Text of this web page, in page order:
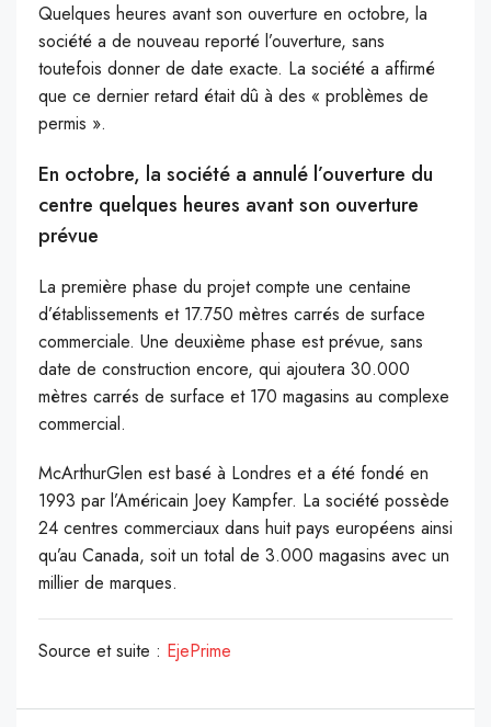
Quelques heures avant son ouverture en octobre, la
société a de nouveau reporté l’ouverture, sans
toutefois donner de date exacte. La société a affirmé
que ce dernier retard était dû à des « problèmes de
permis ».
En octobre, la société a annulé l’ouverture du
centre quelques heures avant son ouverture
prévue
La première phase du projet compte une centaine
d’établissements et 17.750 mètres carrés de surface
commerciale. Une deuxième phase est prévue, sans
date de construction encore, qui ajoutera 30.000
mètres carrés de surface et 170 magasins au complexe
commercial.
McArthurGlen est basé à Londres et a été fondé en
1993 par l’Américain Joey Kampfer. La société possède
24 centres commerciaux dans huit pays européens ainsi
qu’au Canada, soit un total de 3.000 magasins avec un
millier de marques.
Source et suite : EjePrime